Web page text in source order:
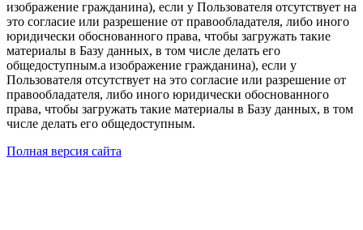
изображение гражданина), если у Пользователя отсутствует на
это согласие или разрешение от правообладателя, либо иного
юридически обоснованного права, чтобы загружать такие
материалы в Базу данных, в том числе делать его
общедоступным.а изображение гражданина), если у
Пользователя отсутствует на это согласие или разрешение от
правообладателя, либо иного юридически обоснованного
права, чтобы загружать такие материалы в Базу данных, в том
числе делать его общедоступным.
Полная версия сайта